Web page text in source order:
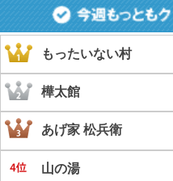
もったいない村
樺太館
あげ家 松兵衛
山の湯